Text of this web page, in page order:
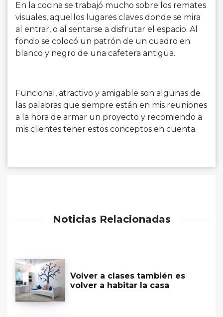
En la cocina se trabajó mucho sobre los remates
visuales, aquellos lugares claves donde se mira
al entrar, o al sentarse a disfrutar el espacio. Al
fondo se colocó un patrón de un cuadro en
blanco y negro de una cafetera antigua.
Funcional, atractivo y amigable son algunas de
las palabras que siempre están en mis reuniones
a la hora de armar un proyecto y recomiendo a
mis clientes tener estos conceptos en cuenta.
Noticias Relacionadas
Volver a clases también es
volver a habitar la casa